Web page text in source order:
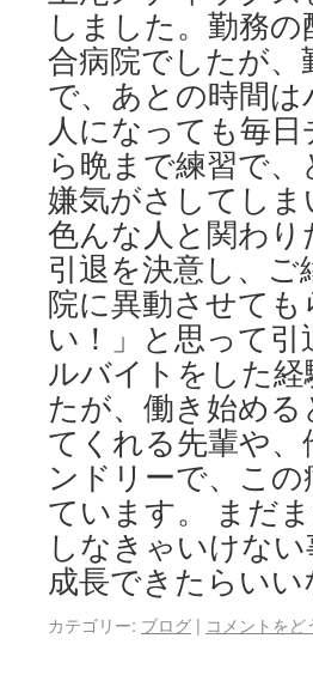
しました。勤務
合病院でしたが
で、あとの時間
人になっても毎
ら晩まで練習で
嫌気がさしてし
色んな人と関わ
引退を決意し、
院に異動させて
い！」と思って
ルバイトをした
たが、働き始め
てくれる先輩や
ンドリーで、こ
ています。 まだ
しなきゃいけな
成長できたらい
カテゴリー: ブログ | コメントをど